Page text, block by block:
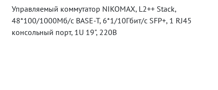
Управляемый коммутатор NIKOMAX, L2++ Stack,
48*100/1000Мб/с BASE-T, 6*1/10Гбит/с SFP+, 1 RJ45
консольный порт, 1U 19", 220В